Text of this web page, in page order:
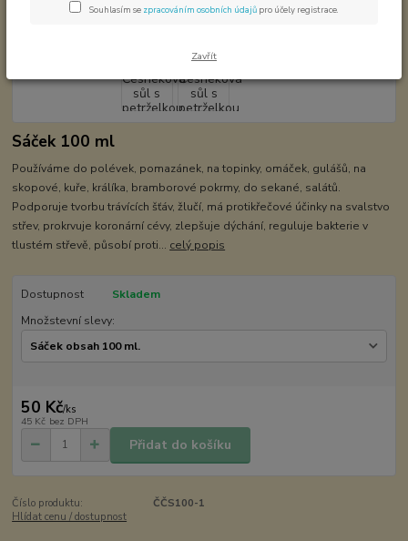
Sáček 100 ml
Používáme do polévek, pomazánek, na topinky, omáček, gulášů, na
skopové, kuře, králíka, bramborové pokrmy, do sekané, salátů.
Podporuje tvorbu trávících šťáv, žlučí, má protikřečové účinky na svalstvo
střev, prokrvuje koronární cévy, zlepšuje dýchání, reguluje bakterie v
tlustém střevě, působí proti... celý popis
Dostupnost
Skladem
Množstevní slevy:
50 Kč/ks
45 Kč bez DPH
Přidat do košíku
Číslo produktu:
ČČS100-1
Hlídat cenu / dostupnost
Souhlasím se zpracováním osobních údajů pro účely registrace.
Zavřít